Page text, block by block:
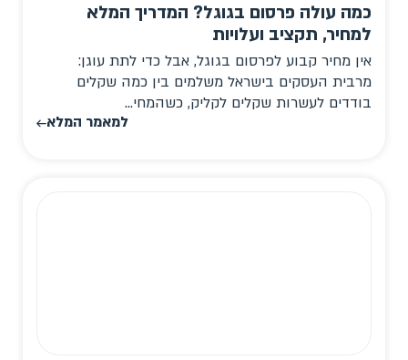
כמה עולה פרסום בגוגל? המדריך המלא
למחיר, תקציב ועלויות
אין מחיר קבוע לפרסום בגוגל, אבל כדי לתת עוגן:
מרבית העסקים בישראל משלמים בין כמה שקלים
בודדים לעשרות שקלים לקליק, כשהמחי...
למאמר המלא